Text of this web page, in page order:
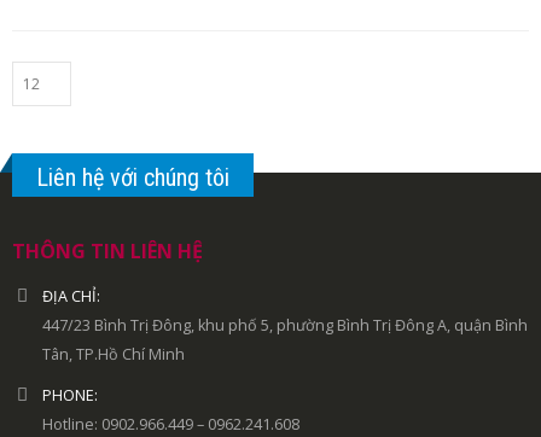
Liên hệ với chúng tôi
THÔNG TIN LIÊN HỆ
ĐỊA CHỈ:
447/23 Bình Trị Đông, khu phố 5, phường Bình Trị Đông A, quận Bình
Tân, TP.Hồ Chí Minh
PHONE:
Hotline: 0902.966.449 – 0962.241.608